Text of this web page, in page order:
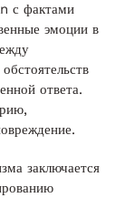
с фактами
эмоции в
ответа.
заключается